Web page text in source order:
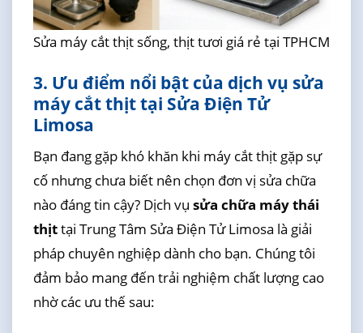
Sửa máy cắt thịt sống, thịt tươi giá rẻ tại TPHCM
3. Ưu điểm nổi bật của dịch vụ sửa
máy cắt thịt tại Sửa Điện Tử
Limosa
Bạn đang gặp khó khăn khi máy cắt thịt gặp sự
cố nhưng chưa biết nên chọn đơn vị sửa chữa
nào đáng tin cậy? Dịch vụ sửa chữa máy thái
thịttại Trung Tâm Sửa Điện Tử Limosa là giải
pháp chuyên nghiệp dành cho bạn. Chúng tôi
đảm bảo mang đến trải nghiệm chất lượng cao
nhờ các ưu thế sau: